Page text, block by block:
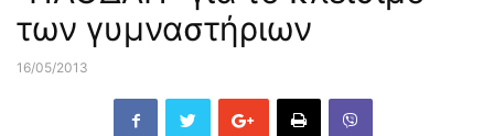
των γυμναστήριων
16/05/2013